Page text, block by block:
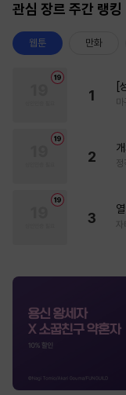
관심 장르 주간 랭킹
웹툰 만화
1
[
마
2
3